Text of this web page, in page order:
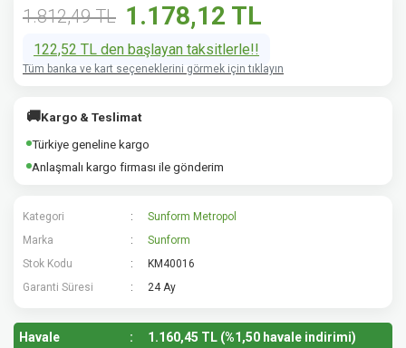
1.812,49 TL 1.178,12 TL
122,52 TL den başlayan taksitlerle!!
Tüm banka ve kart seçeneklerini görmek için tıklayın
🚚Kargo & Teslimat
Türkiye geneline kargo
Anlaşmalı kargo firması ile gönderim
Kategori
Sunform Metropol
Marka
Sunform
Stok Kodu
KM40016
Garanti Süresi
24 Ay
Havale 1.160,45 TL (%1,50 havale indirimi)